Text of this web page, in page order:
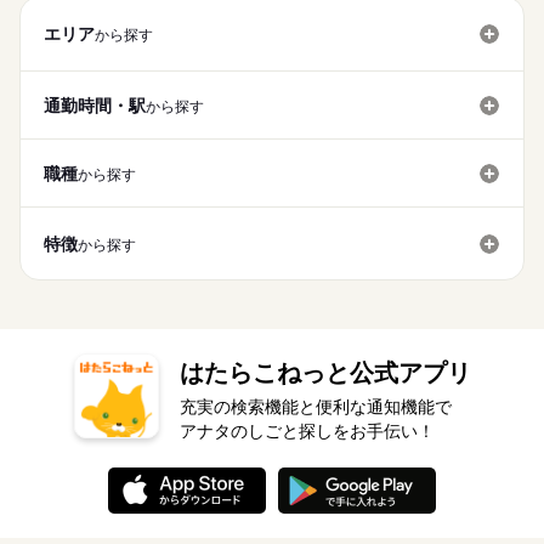
エリアから探す
通勤時間・駅から探す
職種から探す
特徴から探す
はたらこねっと公式アプリ
充実の検索機能と便利な通知機能で
アナタのしごと探しをお手伝い！